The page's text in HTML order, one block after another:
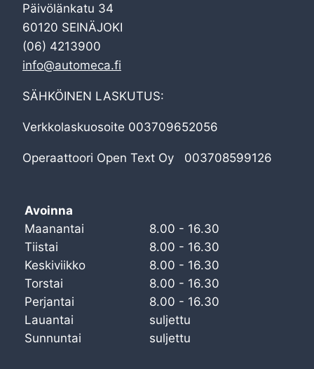
Päivölänkatu 34
60120 SEINÄJOKI
(06) 4213900
info@automeca.fi
SÄHKÖINEN LASKUTUS:
Verkkolaskuosoite 003709652056
Operaattoori Open Text Oy 003708599126
Avoinna
Maanantai
8.00 - 16.30
Tiistai
8.00 - 16.30
Keskiviikko
8.00 - 16.30
Torstai
8.00 - 16.30
Perjantai
8.00 - 16.30
Lauantai
suljettu
Sunnuntai
suljettu